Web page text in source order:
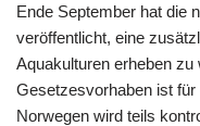
Ende September hat die
veröffentlicht, eine
Aquakulturen erheben
Gesetzesvorhaben ist
Norwegen wird teils